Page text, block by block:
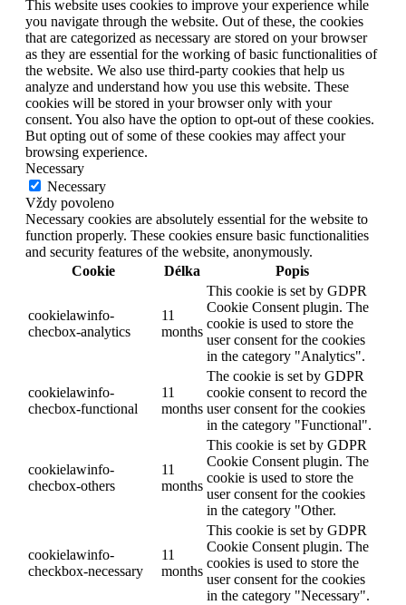
This website uses cookies to improve your experience while
you navigate through the website. Out of these, the cookies
that are categorized as necessary are stored on your browser
as they are essential for the working of basic functionalities of
the website. We also use third-party cookies that help us
analyze and understand how you use this website. These
cookies will be stored in your browser only with your
consent. You also have the option to opt-out of these cookies.
But opting out of some of these cookies may affect your
browsing experience.
Necessary
Necessary
Vždy povoleno
Necessary cookies are absolutely essential for the website to
function properly. These cookies ensure basic functionalities
and security features of the website, anonymously.
Cookie
Délka Popis
cookielawinfo-
checbox-analytics
11
months
This cookie is set by GDPR
Cookie Consent plugin. The
cookie is used to store the
user consent for the cookies
in the category "Analytics".
cookielawinfo-
checbox-functional
11
months
The cookie is set by GDPR
cookie consent to record the
user consent for the cookies
in the category "Functional".
cookielawinfo-
checbox-others
11
months
This cookie is set by GDPR
Cookie Consent plugin. The
cookie is used to store the
user consent for the cookies
in the category "Other.
cookielawinfo-
checkbox-necessary
11
months
This cookie is set by GDPR
Cookie Consent plugin. The
cookies is used to store the
user consent for the cookies
in the category "Necessary".